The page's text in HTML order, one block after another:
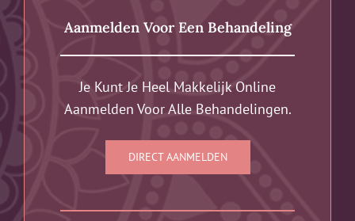
Aanmelden Voor Een Behandeling
Je Kunt Je Heel Makkelijk Online
Aanmelden Voor Alle Behandelingen.
DIRECT AANMELDEN